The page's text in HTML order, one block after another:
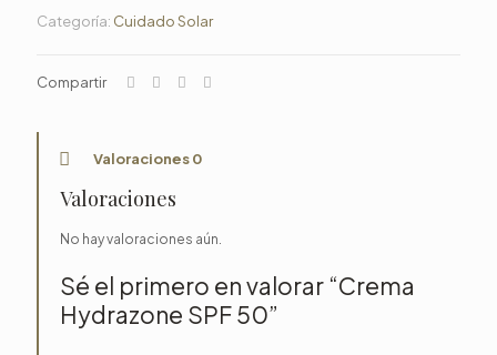
cantidad
Categoría: Cuidado Solar
Compartir
Valoraciones0
Valoraciones
No hay valoraciones aún.
Sé el primero en valorar “Crema
Hydrazone SPF 50”